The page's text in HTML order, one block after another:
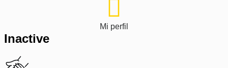
Mi perfil
Inactive